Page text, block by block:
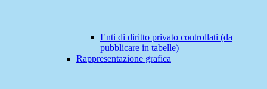
Enti di diritto privato controllati (da
pubblicare in tabelle)
Rappresentazione grafica